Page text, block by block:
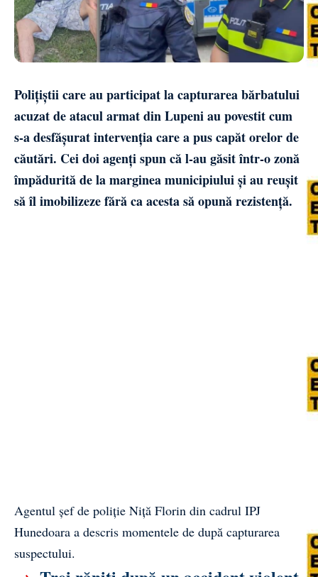
Polițiștii care au participat la capturarea bărbatului
acuzat de atacul armat din Lupeni au povestit cum
s-a desfășurat intervenția care a pus capăt orelor de
căutări. Cei doi agenți spun că l-au găsit într-o zonă
împădurită de la marginea municipiului și au reușit
să îl imobilizeze fără ca acesta să opună rezistență.
Agentul șef de poliție Niță Florin din cadrul IPJ
Hunedoara a descris momentele de după capturarea
suspectului.